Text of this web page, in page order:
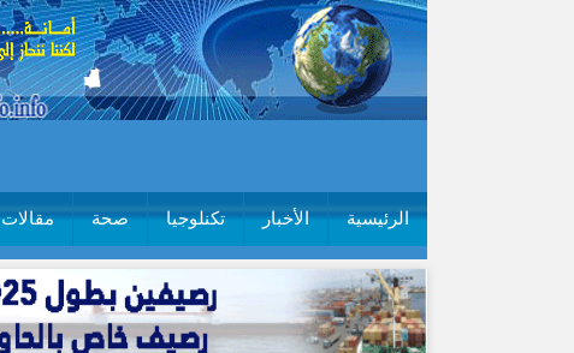
الرئيسية الأخبار تكنلوجيا صحة مقالات